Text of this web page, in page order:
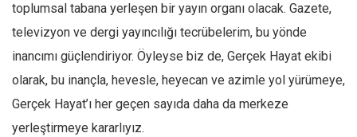
Leyla Şerif Emin
Selçuk Türkyılmaz
Abir E. Nahas
Amina S. Jenenkovic
toplumsal tabana yerleşen bir yayın organı olacak. Gazete,
televizyon ve dergi yayıncılığı tecrübelerim, bu yönde
inancımı güçlendiriyor. Öyleyse biz de, Gerçek Hayat ekibi
olarak, bu inançla, hevesle, heyecan ve azimle yol yürümeye,
Gerçek Hayat’ı her geçen sayıda daha da merkeze
yerleştirmeye kararlıyız.